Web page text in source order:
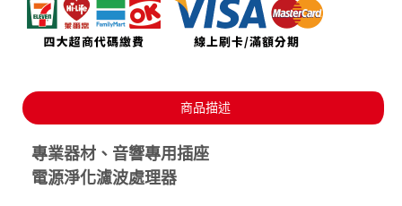
商品描述
專業器材、音響專用插座
電源淨化濾波處理器